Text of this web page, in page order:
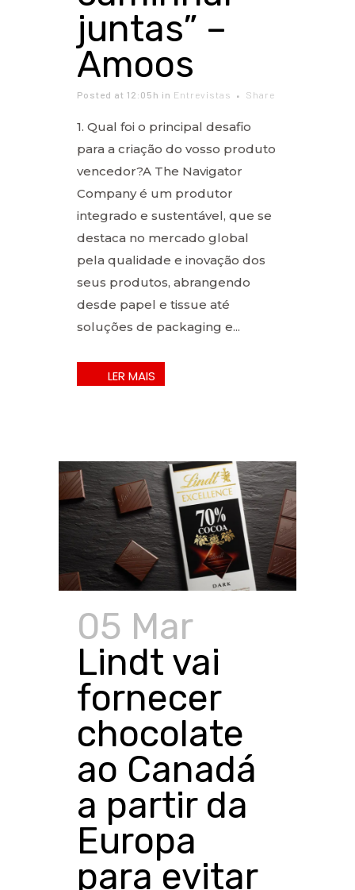
juntas” –
Amoos
Posted at 12:05h in Entrevistas Share
1. Qual foi o principal desafio
para a criação do vosso produto
vencedor?A The Navigator
Company é um produtor
integrado e sustentável, que se
destaca no mercado global
pela qualidade e inovação dos
seus produtos, abrangendo
desde papel e tissue até
soluções de packaging e...
05 Mar
Lindt vai
fornecer
chocolate
ao Canadá
a partir da
Europa
para evitar